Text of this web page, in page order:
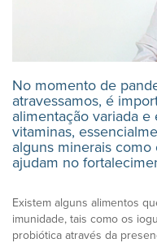
No momento de
atravessamos, é
alimentação variada
vitaminas,
alguns minerais
ajudam no
Existem alguns alimentos
imunidade, tais como os
probiótica através da